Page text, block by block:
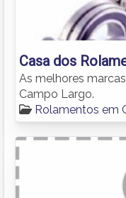
Casa dos
As melhores
Campo Largo.
Rolamentos em